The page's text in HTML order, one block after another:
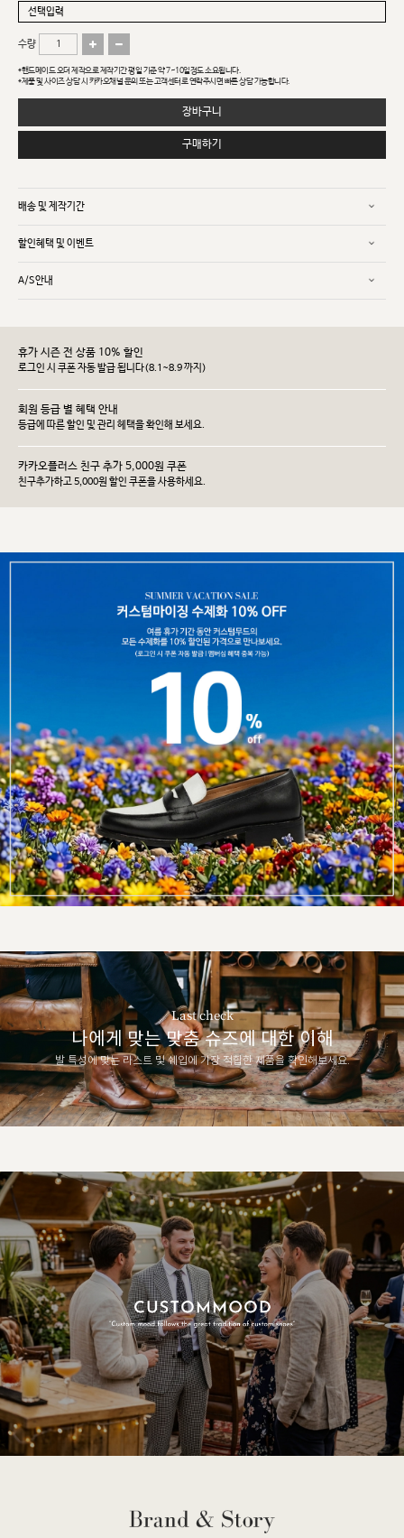
수량
*핸드메이드 오더 제작으로 제작기간 평일 기준 약 7~10일정도 소요됩니다.
*제품 및 사이즈 상담 시 카카오채널 문의 또는 고객센터로 연락주시면 빠른 상담 가능합니다.
장바구니
구매하기
배송 및 제작기간
할인혜택 및 이벤트
A/S안내
휴가 시즌 전 상품 10% 할인
로그인 시 쿠폰 자동 발급 됩니다(8.1~8.9 까지)
회원 등급 별 혜택 안내
등급에 따른 할인 및 관리 헤택을 확인해 보세요.
카카오플러스 친구 추가 5,000원 쿠폰
친구추가하고 5,000원 할인 쿠폰을 사용하세요.
Last check
나에게 맞는 맞춤 슈즈에 대한 이해
발 특성에 맞는 라스트 및 쉐입에 가장 적합한 제품을 확인해보세요.